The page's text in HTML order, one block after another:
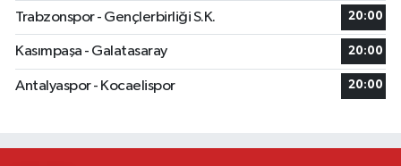
Trabzonspor - Gençlerbirliği S.K. 20:00
Kasımpaşa - Galatasaray 20:00
Antalyaspor - Kocaelispor 20:00